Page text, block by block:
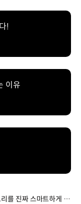
!
이유
를 진짜 스마트하게 만